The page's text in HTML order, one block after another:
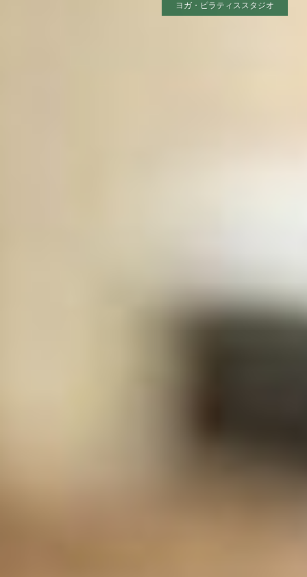
ヨガ・ピラティススタジオ
ヨガ・ピラティススタジオ
ヨガ・ピラティススタジオ
ヨガ・ピラティススタジオ
ヨガ・ピラティススタジオ